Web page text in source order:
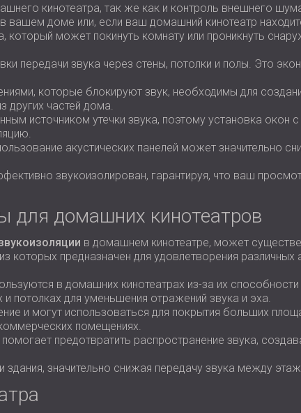
кинотеатра, так же как и контроль внешнего
вашем доме или, если ваш домашний кинотеатр
может покинуть комнату или проникнуть
передачи звука через стены, потолки и полы. Это
которые блокируют звук, необходимы для
других частей дома.
источником утечки звука, поэтому установка окон
акустических панелей может значительно
звукоизолирован, гарантируя, что ваш
для домашних кинотеатров
в домашнем кинотеатре, может
предназначен для удовлетворения различных
в домашних кинотеатрах из-за их
потолках для уменьшения отражений звука и эха.
и могут использоваться для покрытия больших
помещениях.
предотвратить распространение звука,
значительно снижая передачу звука между